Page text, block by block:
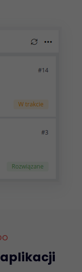
aplikacji